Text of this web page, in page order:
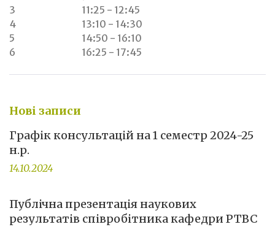
3
11:25 - 12:45
4
13:10 - 14:30
5
14:50 - 16:10
6
16:25 - 17:45
Нові записи
Графік консультацій на 1 семестр 2024-25
н.р.
14.10.2024
Публічна презентація наукових
результатів співробітника кафедри РТВС